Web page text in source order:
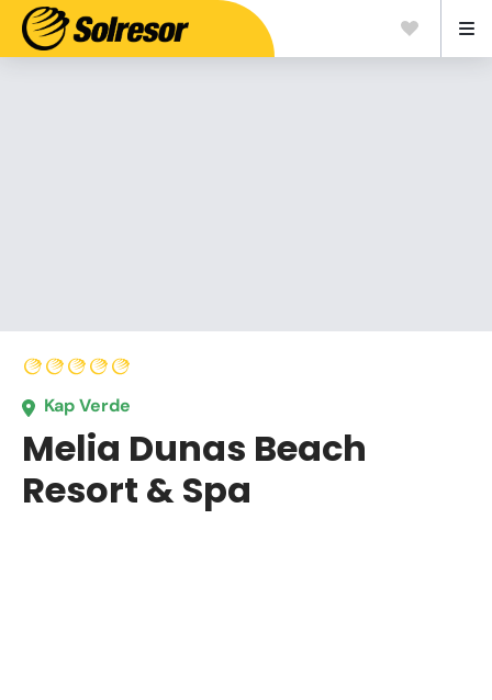
Kap Verde
Melia Dunas Beach
Resort & Spa